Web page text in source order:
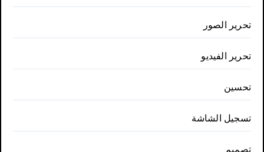
تحرير الصور
تحرير الفيديو
تحسين
تسجيل الشاشة
تصميم